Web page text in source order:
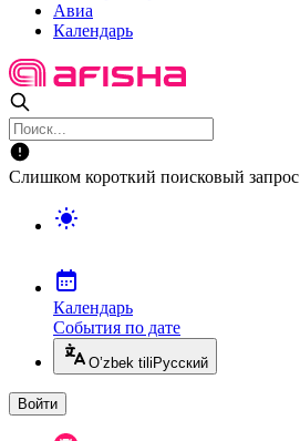
Авиа
Календарь
Слишком короткий поисковый запрос
Календарь
События по дате
O’zbek tili Русский
Войти